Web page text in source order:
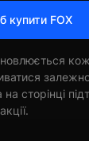
купити FOX
сторінці